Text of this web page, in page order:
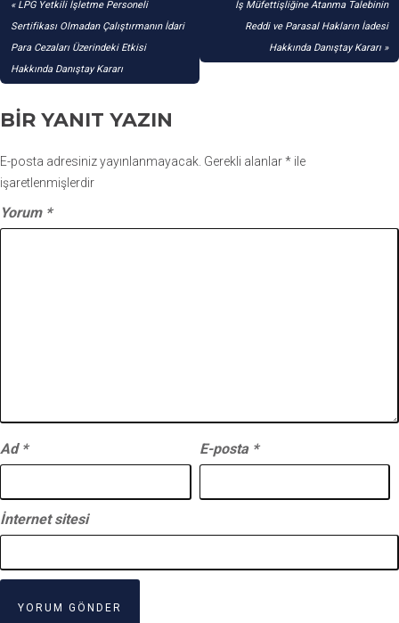
GEZINMESI
LPG Yetkili İşletme Personeli
Sertifikası Olmadan Çalıştırmanın İdari
Para Cezaları Üzerindeki Etkisi
Hakkında Danıştay Kararı
İş Müfettişliğine Atanma Talebinin
Reddi ve Parasal Hakların İadesi
Hakkında Danıştay Kararı
BIR YANIT YAZIN
E-posta adresiniz yayınlanmayacak. Gerekli alanlar* ile
işaretlenmişlerdir
Yorum *
Ad * E-posta *
İnternet sitesi